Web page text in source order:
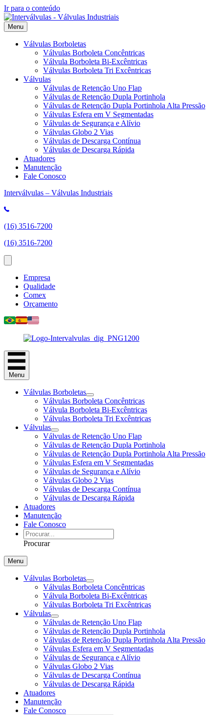
Ir para o conteúdo
Menu
Válvulas Borboletas
Válvulas Borboleta Concêntricas
Válvula Borboleta Bi-Excêntricas
Válvulas Borboleta Tri Excêntricas
Válvulas
Válvulas de Retenção Uno Flap
Válvulas de Retenção Dupla Portinhola
Válvulas de Retenção Dupla Portinhola Alta Pressão
Válvulas Esfera em V Segmentadas
Válvulas de Segurança e Alívio
Válvulas Globo 2 Vias
Válvulas de Descarga Contínua
Válvulas de Descarga Rápida
Atuadores
Manutenção
Fale Conosco
Interválvulas – Válvulas Industriais
(16) 3516-7200
(16) 3516-7200
Empresa
Qualidade
Comex
Orçamento
Menu
Válvulas Borboletas
Válvulas Borboleta Concêntricas
Válvula Borboleta Bi-Excêntricas
Válvulas Borboleta Tri Excêntricas
Válvulas
Válvulas de Retenção Uno Flap
Válvulas de Retenção Dupla Portinhola
Válvulas de Retenção Dupla Portinhola Alta Pressão
Válvulas Esfera em V Segmentadas
Válvulas de Segurança e Alívio
Válvulas Globo 2 Vias
Válvulas de Descarga Contínua
Válvulas de Descarga Rápida
Atuadores
Manutenção
Fale Conosco
Procurar
Menu
Válvulas Borboletas
Válvulas Borboleta Concêntricas
Válvula Borboleta Bi-Excêntricas
Válvulas Borboleta Tri Excêntricas
Válvulas
Válvulas de Retenção Uno Flap
Válvulas de Retenção Dupla Portinhola
Válvulas de Retenção Dupla Portinhola Alta Pressão
Válvulas Esfera em V Segmentadas
Válvulas de Segurança e Alívio
Válvulas Globo 2 Vias
Válvulas de Descarga Contínua
Válvulas de Descarga Rápida
Atuadores
Manutenção
Fale Conosco